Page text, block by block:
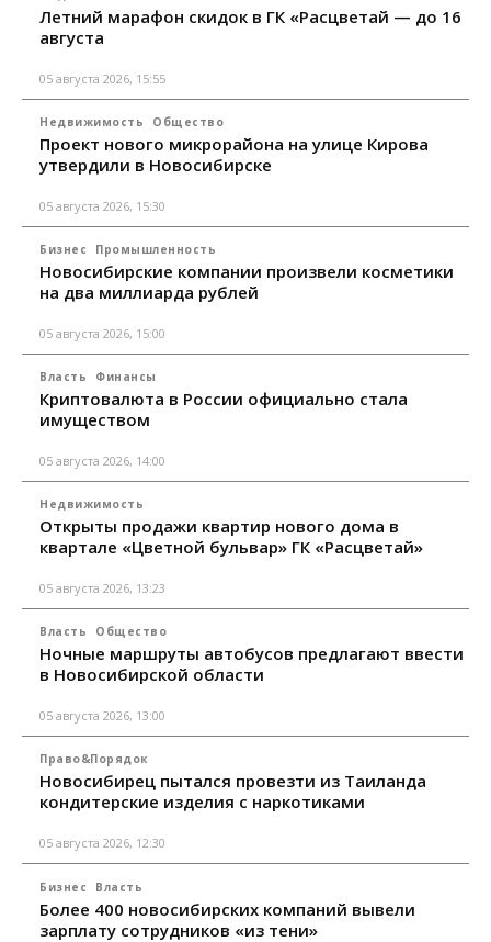
Летний марафон скидок в ГК «Расцветай — до 16
августа
05 августа 2026, 15:55
Недвижимость Общество
Проект нового микрорайона на улице Кирова
утвердили в Новосибирске
05 августа 2026, 15:30
Бизнес Промышленность
Новосибирские компании произвели косметики
на два миллиарда рублей
05 августа 2026, 15:00
Власть Финансы
Криптовалюта в России официально стала
имуществом
05 августа 2026, 14:00
Недвижимость
Открыты продажи квартир нового дома в
квартале «Цветной бульвар» ГК «Расцветай»
05 августа 2026, 13:23
Власть Общество
Ночные маршруты автобусов предлагают ввести
в Новосибирской области
05 августа 2026, 13:00
Право&Порядок
Новосибирец пытался провезти из Таиланда
кондитерские изделия с наркотиками
05 августа 2026, 12:30
Бизнес Власть
Более 400 новосибирских компаний вывели
зарплату сотрудников «из тени»